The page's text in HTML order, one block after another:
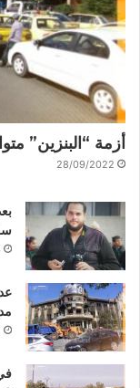
أزمة “البنزين”
28/09/2022